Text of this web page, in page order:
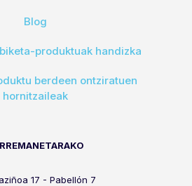
Blog
produktuak handizka
berdeen ontziratuen
hornitzaileak
17 - Pabellón 7